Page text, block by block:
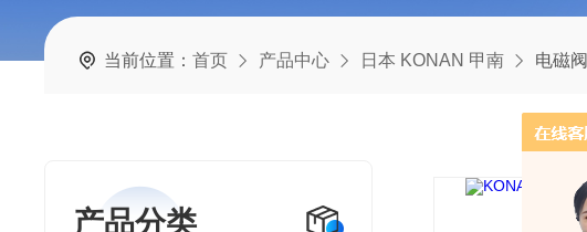
当前位置：首页 产品中心 日本 KONAN 甲南 电磁阀
产品分类